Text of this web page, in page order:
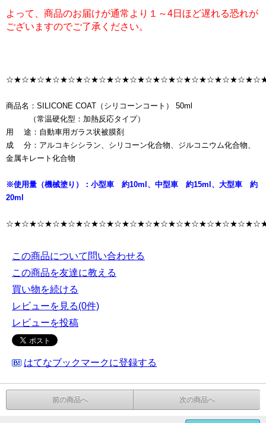
よって、商品のお届けが通常より１～4日ほど遅れる恐れが
ございますのでご了承ください。
商品名：SILICONE COAT（シリコーンコート） 50ml
（常温硬化型：加熱反応タイプ）
用 途：自動車用ガラス状被膜剤
成 分：アルコキシシラン、シリコーン化合物、ジルコニウム化合物、
金属キレート化合物
※使用量（機械塗り）：小型車 約10ml、中型車 約15ml、大型車 約
20ml
この商品について問い合わせる
この商品を友達に教える
買い物を続ける
レビューを見る(0件)
レビューを投稿
はてなブックマークに登録する
前の商品へ 次の商品へ